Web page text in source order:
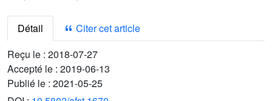
Détail
Citer cet article
Reçu le : 2018-07-27
Accepté le : 2019-06-13
Publié le : 2021-05-25